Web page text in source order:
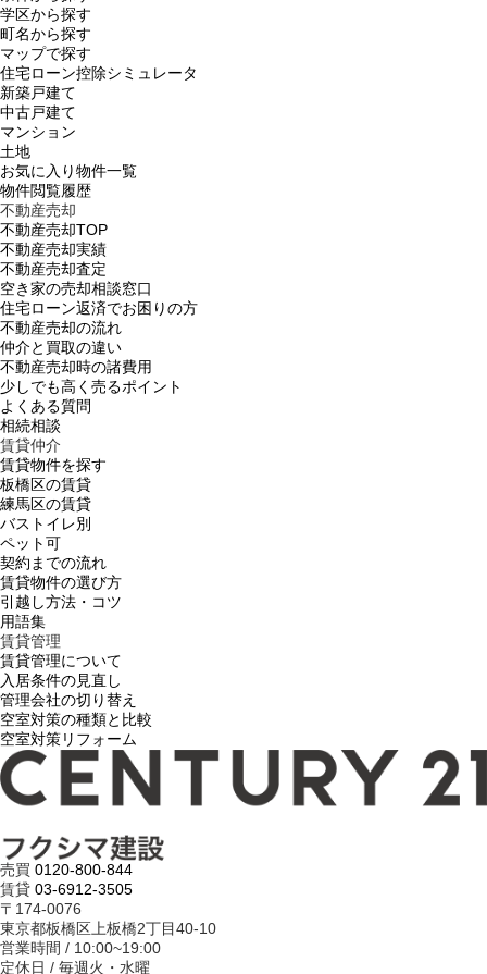
学区から探す
町名から探す
マップで探す
住宅ローン控除シミュレータ
新築戸建て
中古戸建て
マンション
土地
お気に入り物件一覧
物件閲覧履歴
不動産売却
不動産売却TOP
不動産売却実績
不動産売却査定
空き家の売却相談窓口
住宅ローン返済でお困りの方
不動産売却の流れ
仲介と買取の違い
不動産売却時の諸費用
少しでも高く売るポイント
よくある質問
相続相談
賃貸仲介
賃貸物件を探す
板橋区の賃貸
練馬区の賃貸
バストイレ別
ペット可
契約までの流れ
賃貸物件の選び方
引越し方法・コツ
用語集
賃貸管理
賃貸管理について
入居条件の見直し
管理会社の切り替え
空室対策の種類と比較
空室対策リフォーム
売買 0120-800-844
賃貸 03-6912-3505
〒174-0076
東京都板橋区上板橋2丁目40-10
営業時間 / 10:00~19:00
定休日 / 毎週火・水曜